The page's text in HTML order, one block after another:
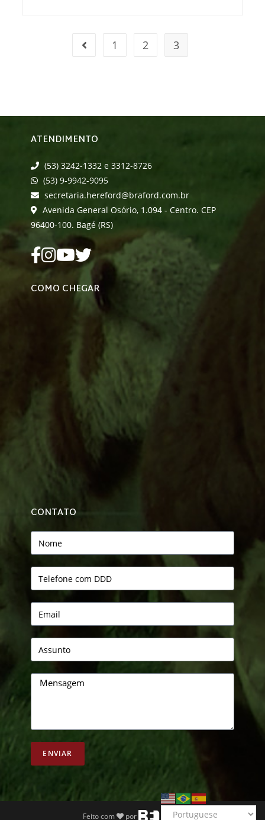
1 2 3
ATENDIMENTO
(53) 3242-1332 e 3312-8726
(53) 9-9942-9095
secretaria.hereford@braford.com.br
Avenida General Osório, 1.094 - Centro. CEP
96400-100. Bagé (RS)
COMO CHEGAR
CONTATO
ENVIAR
Feito com por